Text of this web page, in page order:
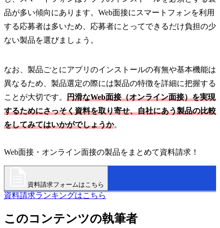
品が多い傾向にあります。Web面接にスマートフォンを利用
する応募者は多いため、応募者にとってできるだけ負担の少
ない製品を選びましょう。
なお、製品ごとにアプリのインストールの有無や基本機能は
異なるため、製品選定の際には製品の特徴を詳細に把握する
ことが大切です。 円滑なWeb面接（オンライン面接）を実現
するためにさっそく資料を取り寄せ、自社にあう製品の比較
をしてみてはいかがでしょうか。
Web面接・オンライン面接の製品をまとめて資料請求！
資料請求フォームはこちら
資料請求ランキングはこちら
このコンテンツの執筆者